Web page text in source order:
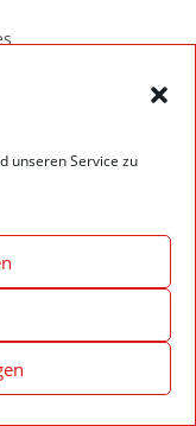
unseren Service zu
Defekts.